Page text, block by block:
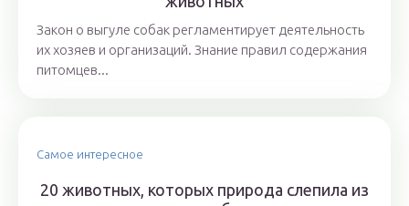
Закон о выгуле собак регламентирует деятельность
их хозяев и организаций. Знание правил содержания
питомцев...
Самое интересное
20 животных, которых природа слепила из